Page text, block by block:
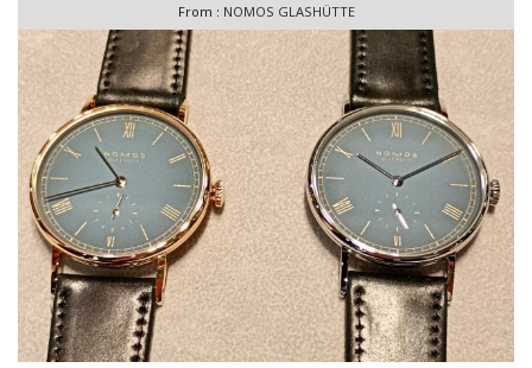
From : NOMOS GLASHÜTTE